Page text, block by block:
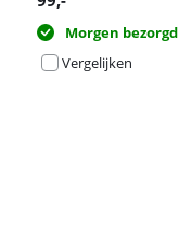
Morgen bezorgd
Vergelijken